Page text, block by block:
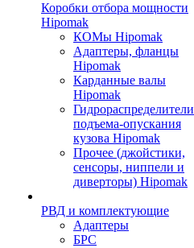
Коробки отбора мощности
Hipomak
КОМы Hipomak
Адаптеры, фланцы
Hipomak
Карданные валы
Hipomak
Гидрораспределители
подъема-опускания
кузова Hipomak
Прочее (джойстики,
сенсоры, ниппели и
диверторы) Hipomak
РВД и комплектующие
Адаптеры
БРС